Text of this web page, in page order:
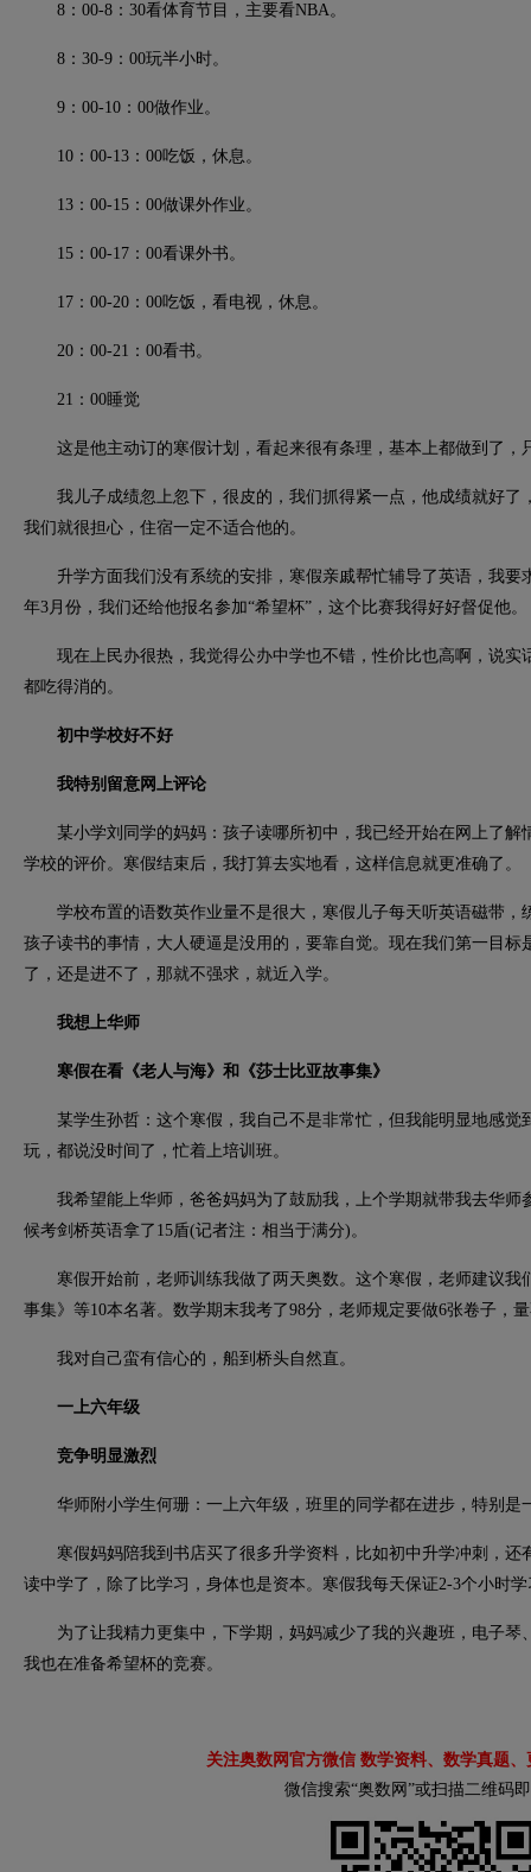
8：00-8：30看体育节目，主要看NBA。
8：30-9：00玩半小时。
9：00-10：00做作业。
10：00-13：00吃饭，休息。
13：00-15：00做课外作业。
15：00-17：00看课外书。
17：00-20：00吃饭，看电视，休息。
20：00-21：00看书。
21：00睡觉
这是他主动订的寒假计划，看起来很有条理，基本上都做到了，
我儿子成绩忽上忽下，很皮的，我们抓得紧一点，他成绩就好了
我们就很担心，住宿一定不适合他的。
升学方面我们没有系统的安排，寒假亲戚帮忙辅导了英语，我要
年3月份，我们还给他报名参加“希望杯”，这个比赛我得好好督促他。
现在上民办很热，我觉得公办中学也不错，性价比也高啊，说实
都吃得消的。
初中学校好不好
我特别留意网上评论
某小学刘同学的妈妈：孩子读哪所初中，我已经开始在网上了解
学校的评价。寒假结束后，我打算去实地看，这样信息就更准确了。
学校布置的语数英作业量不是很大，寒假儿子每天听英语磁带，
孩子读书的事情，大人硬逼是没用的，要靠自觉。现在我们第一目
了，还是进不了，那就不强求，就近入学。
我想上华师
寒假在看《老人与海》和《莎士比亚故事集》
某学生孙哲：这个寒假，我自己不是非常忙，但我能明显地感觉
玩，都说没时间了，忙着上培训班。
我希望能上华师，爸爸妈妈为了鼓励我，上个学期就带我去华师
候考剑桥英语拿了15盾(记者注：相当于满分)。
寒假开始前，老师训练我做了两天奥数。这个寒假，老师建议我
事集》等10本名著。数学期末我考了98分，老师规定要做6张卷子，
我对自己蛮有信心的，船到桥头自然直。
一上六年级
竞争明显激烈
华师附小学生何珊：一上六年级，班里的同学都在进步，特别是
寒假妈妈陪我到书店买了很多升学资料，比如初中升学冲刺，还
读中学了，除了比学习，身体也是资本。寒假我每天保证2-3个小时
为了让我精力更集中，下学期，妈妈减少了我的兴趣班，电子琴
我也在准备希望杯的竞赛。
关注奥数网官方微信 数学资料、数学真题
微信搜索“奥数网”或扫描二维码